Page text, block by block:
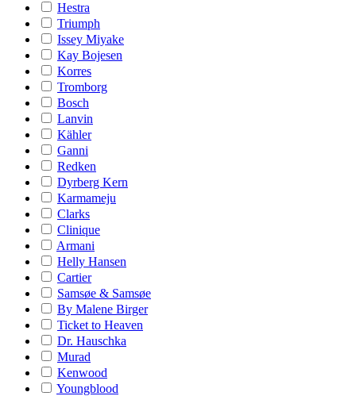
Hestra
Triumph
Issey Miyake
Kay Bojesen
Korres
Tromborg
Bosch
Lanvin
Kähler
Ganni
Redken
Dyrberg Kern
Karmameju
Clarks
Clinique
Armani
Helly Hansen
Cartier
Samsøe & Samsøe
By Malene Birger
Ticket to Heaven
Dr. Hauschka
Murad
Kenwood
Youngblood